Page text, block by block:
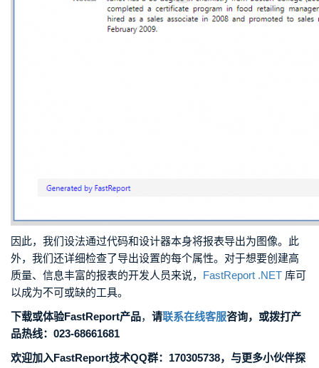
因此，我们设法通过代码和设计器本身将报表导出为图像。此
外，我们还详细检查了导出设置的每个属性。对于想要创建高
质量、信息丰富的报表的开发人员来说， FastReport .NET 库可
以成为不可或缺的工具。
下载或体验FastReport产品， 请联系在线客服咨询，或拨打产
品热线：023-68661681
欢迎加入FastReport技术QQ群：170305738，与更多小伙伴探